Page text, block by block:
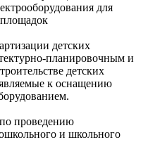
для
детских
планировочным и
детских
к оснащению
проведению
и школьного